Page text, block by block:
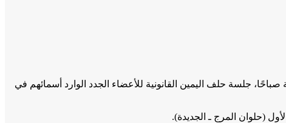
ـ رئيس اتحاد المحامين العرب، يوم الثلاثاء المقبل الموافق 15 يوليو 2025، في تمام التاسعة صباحًا، جلسة حلف اليمين القانونية للأعضاء الجدد الوارد أسمائهم في
(حلوان المرج ـ الجديدة).